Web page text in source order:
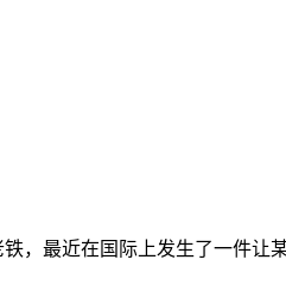
铁，最近在国际上发生了一件让